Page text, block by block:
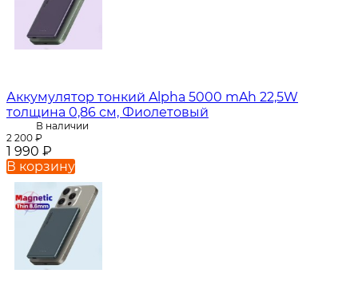
Аккумулятор тонкий Alpha 5000 mAh 22,5W
толщина 0,86 см, Фиолетовый
В наличии
2 200 ₽
1 990 ₽
В корзину